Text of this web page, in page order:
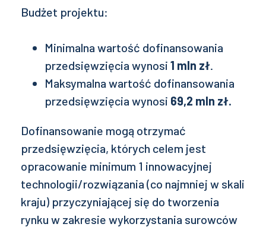
Budżet projektu:
Minimalna wartość dofinansowania
przedsięwzięcia wynosi 1 mln zł.
Maksymalna wartość dofinansowania
przedsięwzięcia wynosi 69,2 mln zł.
Dofinansowanie mogą otrzymać
przedsięwzięcia, których celem jest
opracowanie minimum 1 innowacyjnej
technologii/rozwiązania (co najmniej w skali
kraju) przyczyniającej się do tworzenia
rynku w zakresie wykorzystania surowców